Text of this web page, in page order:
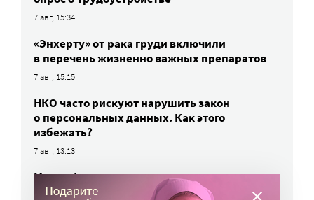
7 авг, 15:34
«Энхерту» от рака груди включили
в перечень жизненно важных препаратов
7 авг, 15:15
НКО часто рискуют нарушить закон
о персональных данных. Как этого
избежать?
7 авг, 13:13
Минцифры: планов ограничить детям
доступ в соцсети нет